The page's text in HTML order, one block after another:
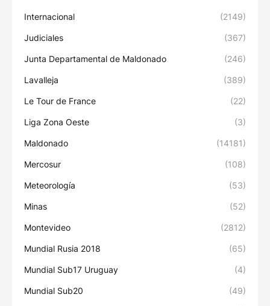
Internacional (2149)
Judiciales (367)
Junta Departamental de Maldonado (246)
Lavalleja (389)
Le Tour de France (22)
Liga Zona Oeste (3)
Maldonado (14181)
Mercosur (108)
Meteorología (53)
Minas (52)
Montevideo (2812)
Mundial Rusia 2018 (65)
Mundial Sub17 Uruguay (4)
Mundial Sub20 (49)